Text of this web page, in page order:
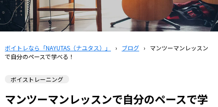
ボイトレなら「NAYUTAS（ナユタス）」 › ブログ ›
マンツーマンレッスン
で自分のペースで学べる！
ボイストレーニング
マンツーマンレッスンで自分のペースで学